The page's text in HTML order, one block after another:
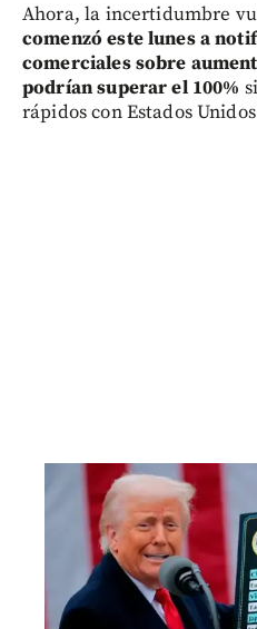
Ahora, la incertidumbre
comenzó este lunes a
comerciales sobre
podrían superar el 100%
rápidos con Estados